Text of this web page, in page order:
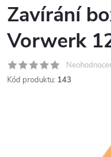
Zavírání
Vorwerk
Kód produktu: 143